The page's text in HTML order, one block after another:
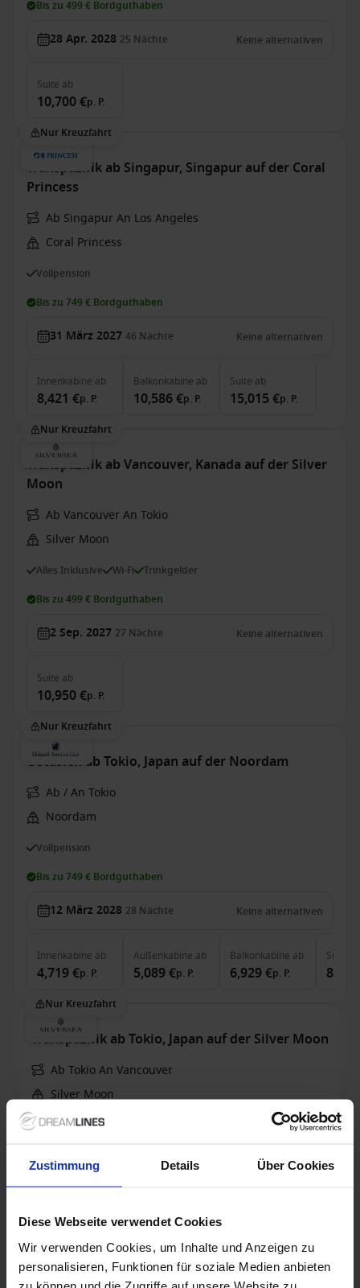
Zustimmung Details Über Cookies
Diese Webseite verwendet Cookies
Wir verwenden Cookies, um Inhalte und Anzeigen zu
personalisieren, Funktionen für soziale Medien anbieten
zu können und die Zugriffe auf unsere Website zu
Bis zu 499 € Bordguthaben
28 Apr. 2028 25 Nächte Keine alternativen
Suite ab
10,700 €p. P.
Nur Kreuzfahrt
Transpazifik ab Singapur, Singapur auf der Coral
Princess
Ab Singapur An Los Angeles
Coral Princess
Vollpension
Bis zu 749 € Bordguthaben
31 März 2027 46 Nächte Keine alternativen
Innenkabine ab
8,421 €p. P.
Balkonkabine ab
10,586 €p. P.
Suite ab
15,015 €p. P.
Nur Kreuzfahrt
Transpazifik ab Vancouver, Kanada auf der Silver
Moon
Ab Vancouver An Tokio
Silver Moon
Alles Inklusive Wi-Fi Trinkgelder
Bis zu 499 € Bordguthaben
2 Sep. 2027 27 Nächte Keine alternativen
Suite ab
10,950 €p. P.
Nur Kreuzfahrt
Ostasien ab Tokio, Japan auf der Noordam
Ab / An Tokio
Noordam
Vollpension
Bis zu 749 € Bordguthaben
12 März 2028 28 Nächte Keine alternativen
Innenkabine ab
4,719 €p. P.
Außenkabine ab
5,089 €p. P.
Balkonkabine ab
6,929 €p. P.
Suite
Nur Kreuzfahrt
Transpazifik ab Tokio, Japan auf der Silver Moon
Ab Tokio An Vancouver
Silver Moon
Alles Inklusive
1 Mai 2027 26
12,000 €p. P.
Nur Kreuzfahrt